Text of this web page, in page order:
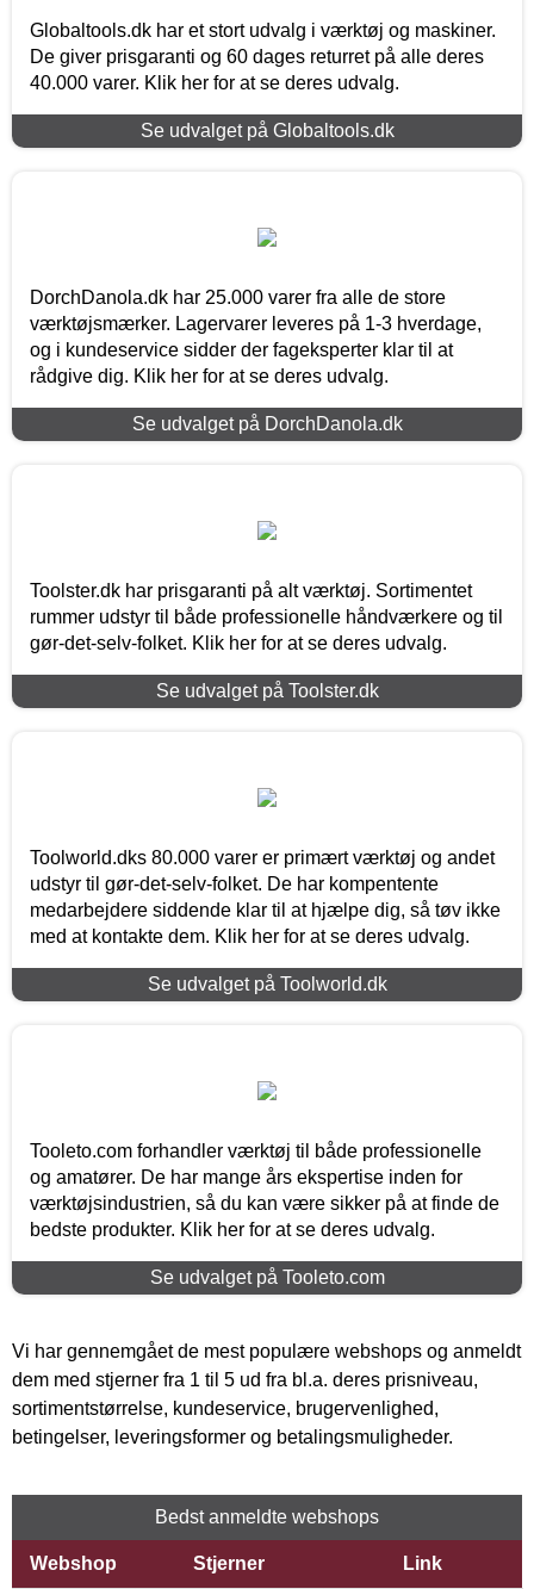
Globaltools.dk har et stort udvalg i værktøj og maskiner.
De giver prisgaranti og 60 dages returret på alle deres
40.000 varer. Klik her for at se deres udvalg.
Se udvalget på Globaltools.dk
DorchDanola.dk har 25.000 varer fra alle de store
værktøjsmærker. Lagervarer leveres på 1-3 hverdage,
og i kundeservice sidder der fageksperter klar til at
rådgive dig. Klik her for at se deres udvalg.
Se udvalget på DorchDanola.dk
Toolster.dk har prisgaranti på alt værktøj. Sortimentet
rummer udstyr til både professionelle håndværkere og til
gør-det-selv-folket. Klik her for at se deres udvalg.
Se udvalget på Toolster.dk
Toolworld.dks 80.000 varer er primært værktøj og andet
udstyr til gør-det-selv-folket. De har kompentente
medarbejdere siddende klar til at hjælpe dig, så tøv ikke
med at kontakte dem. Klik her for at se deres udvalg.
Se udvalget på Toolworld.dk
Tooleto.com forhandler værktøj til både professionelle
og amatører. De har mange års ekspertise inden for
værktøjsindustrien, så du kan være sikker på at finde de
bedste produkter. Klik her for at se deres udvalg.
Se udvalget på Tooleto.com
Vi har gennemgået de mest populære webshops og anmeldt
dem med stjerner fra 1 til 5 ud fra bl.a. deres prisniveau,
sortimentstørrelse, kundeservice, brugervenlighed,
betingelser, leveringsformer og betalingsmuligheder.
Bedst anmeldte webshops
Webshop Stjerner Link